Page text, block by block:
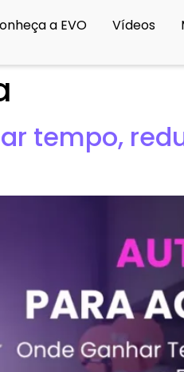
a EVO Vídeos
tempo,